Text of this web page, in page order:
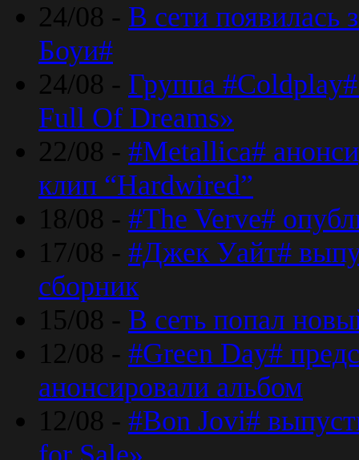
24/08 - В сети появилась
Боуи#
24/08 - Группа
Full Of Dreams»
22/08 - #Metallica#
клип “Hardwired”
18/08 - #The Verve#
17/08 - #Джек Уайт#
сборник
15/08 - В сеть попал
12/08 - #Green Day#
анонсировали альбом
12/08 - #Bon Jovi#